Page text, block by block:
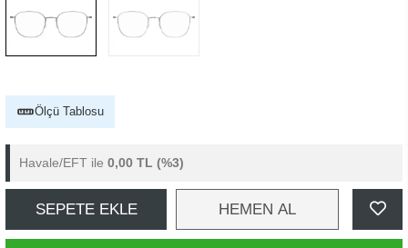
Ölçü Tablosu
Havale/EFT ile 0,00 TL (%3)
SEPETE EKLE HEMEN AL